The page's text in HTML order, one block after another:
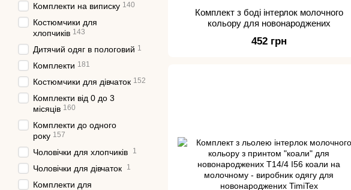
Комплект з боді інтерлок молочного
кольору для новонароджених
452 грн
Комплекти на виписку 140
Костюмчики для
хлопчиків 143
Дитячий одяг в пологовий 1
Комплекти 181
Костюмчики для дівчаток 152
Комплекти від 0 до 3
місяців 160
Комплекти до одного
року 157
Чоловічки для хлопчиків 1
Чоловічки для дівчаток 1
Комплекти для